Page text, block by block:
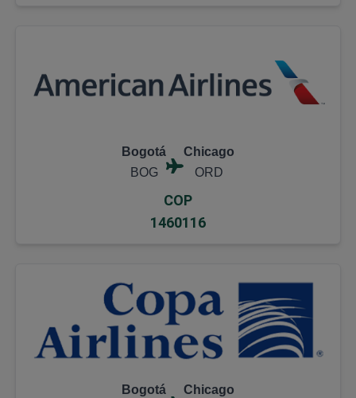
Bogotá
BOG
Chicago
ORD
COP
1460116
Bogotá
Chicago